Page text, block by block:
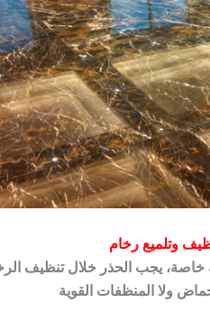
وتلميع رخام
يجب الحذر خلال تنظيف